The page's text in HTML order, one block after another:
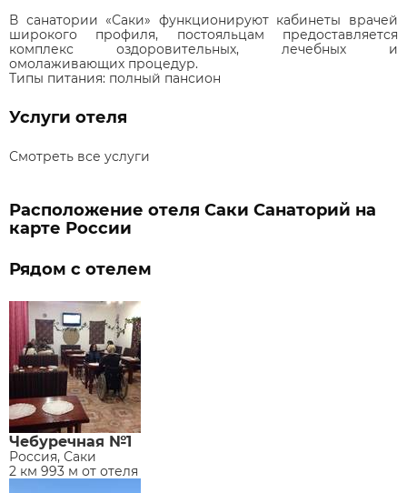
В санатории «Саки» функционируют кабинеты врачей
широкого профиля, постояльцам предоставляется
комплекс оздоровительных, лечебных и
омолаживающих процедур.
Типы питания: полный пансион
Услуги отеля
Смотреть все услуги
Расположение отеля Саки Санаторий на
карте России
Рядом с отелем
Чебуречная №1
Россия, Саки
2 км 993 м от отеля